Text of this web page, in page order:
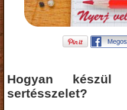
Hogyan készül
sertésszelet?